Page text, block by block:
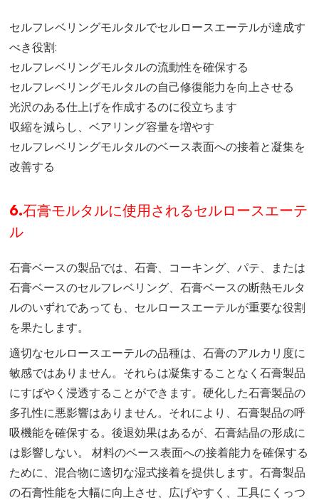
セルフレベリングモルタルでセルロースエーテルが達成す
べき役割:
セルフレベリングモルタルの流動性を確保する
セルフレベリングモルタルの自己修復能力を向上させる
光沢のある仕上げを作成するのに役立ちます
収縮を減らし、ベアリング容量を増やす
セルフレベリングモルタルのベース表面への接着と凝集を
改善する
6.石膏モルタルに使用されるセルロースエーテ
ル
石膏ベースの製品では、石膏、コーキング、パテ、または
石膏ベースのセルフレベリング、石膏ベースの断熱モルタ
ルのいずれであっても、セルロースエーテルが重要な役割
を果たします。
適切なセルロースエーテルの品種は、石膏のアルカリ度に
敏感ではありません。それらは凝集することなく石膏製品
にすばやく浸透することができます。硬化した石膏製品の
多孔性に悪影響はありません。それにより、石膏製品の呼
吸機能を確保する。後退効果はあるが、石膏結晶の形成に
は影響しない。 材料のベース表面への接着能力を確保する
ために、混合物に適切な湿式接着を提供します。石膏製品
の石膏性能を大幅に向上させ、広げやすく、工具にくっつ